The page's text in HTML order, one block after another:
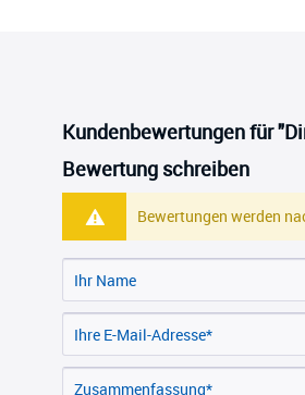
Kundenbewertungen für
Bewertung schreiben
Bewertungen werden